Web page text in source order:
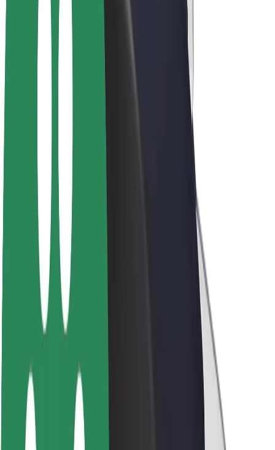
Οδηγοί
Θέσεις εργασίας
Σχετικά με τη Bolt
Βιωσιμότητα στη Bolt
Project Zero
Blog
Κέντρο Τύπου
Κατευθυντήριες γραμμές Brand
Σχέσεις με Επενδυτές
Ηγεσία
Μάρκα
Μέσα ενημέρωσης